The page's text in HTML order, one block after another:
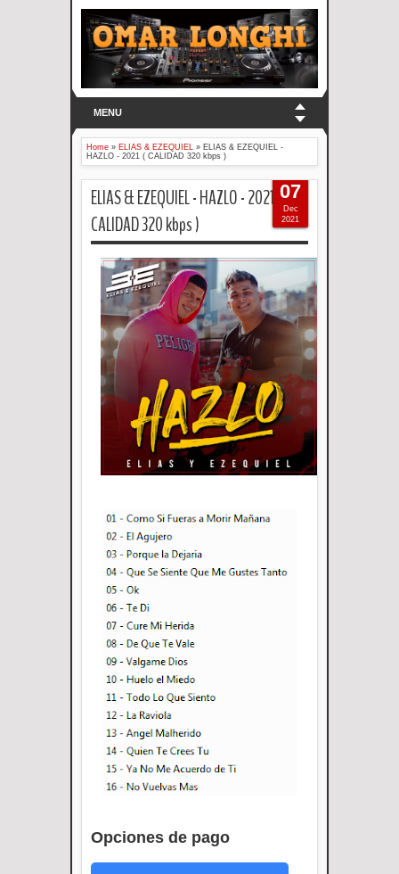
MENU
Home » ELIAS & EZEQUIEL » ELIAS & EZEQUIEL -
HAZLO - 2021 ( CALIDAD 320 kbps )
ELIAS & EZEQUIEL - HAZLO - 2021 (
CALIDAD 320 kbps )
Opciones de pago
07
Dec
2021